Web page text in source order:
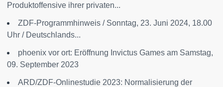
Produktoffensive ihrer privaten...
ZDF-Programmhinweis / Sonntag, 23. Juni 2024, 18.00
Uhr / Deutschlands...
phoenix vor ort: Eröffnung Invictus Games am Samstag,
09. September 2023
ARD/ZDF-Onlinestudie 2023: Normalisierung der